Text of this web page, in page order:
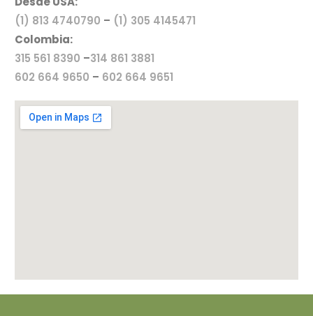
(1) 813 4740790 – (1) 305 4145471
Colombia:
315 561 8390 –314 861 3881
602 664 9650 – 602 664 9651